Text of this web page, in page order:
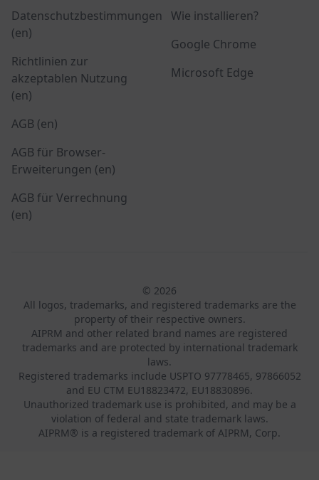
Datenschutzbestimmungen
(en)
Richtlinien zur
akzeptablen Nutzung
(en)
AGB (en)
AGB für Browser-
Erweiterungen (en)
AGB für Verrechnung
(en)
Wie installieren?
Google Chrome
Microsoft Edge
© 2026
All logos, trademarks, and registered trademarks are the
property of their respective owners.
AIPRM and other related brand names are registered
trademarks and are protected by international trademark
laws.
Registered trademarks include USPTO 97778465, 97866052
and EU CTM EU18823472, EU18830896.
Unauthorized trademark use is prohibited, and may be a
violation of federal and state trademark laws.
AIPRM® is a registered trademark of AIPRM, Corp.